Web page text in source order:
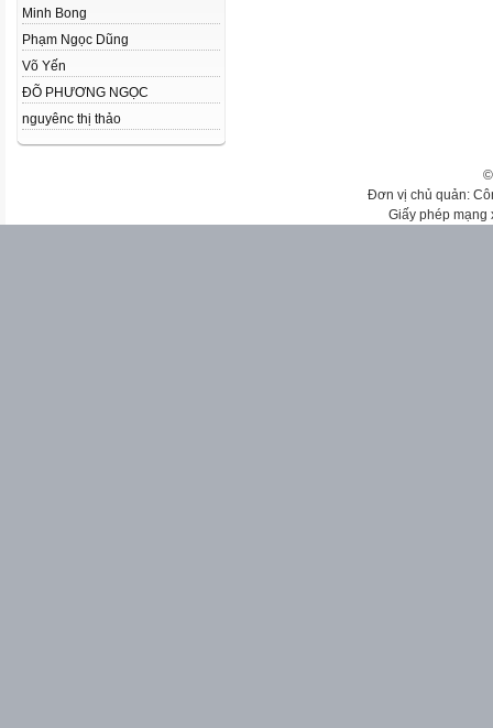
Minh Bong
Phạm Ngọc Dũng
Võ Yến
ĐÕ PHƯƠNG NGỌC
nguyênc thị thảo
Đơn vị chủ quản:
Giấy phép mạng